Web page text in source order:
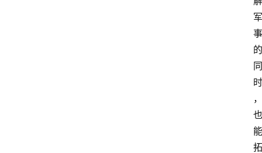
军
事
的
同
时
，
也
能
拓